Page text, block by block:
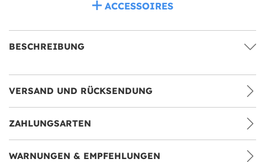
ACCESSOIRES
BESCHREIBUNG
VERSAND UND RÜCKSENDUNG
ZAHLUNGSARTEN
WARNUNGEN & EMPFEHLUNGEN